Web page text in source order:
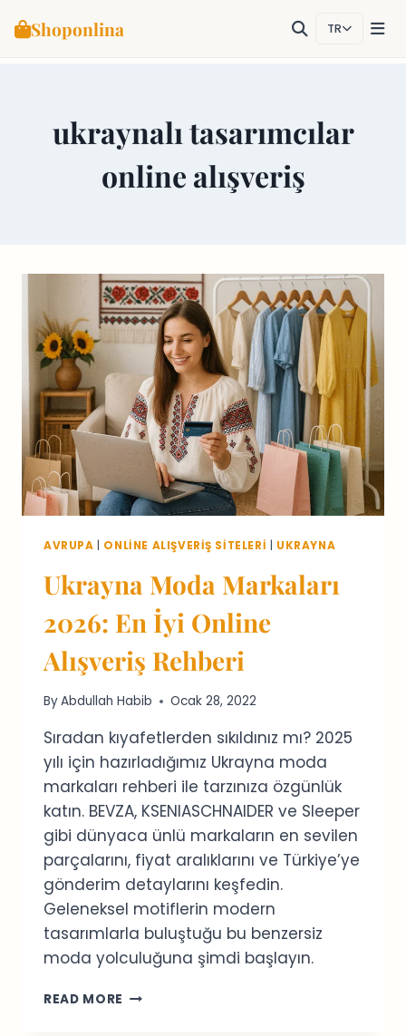
content
Shoponlina TR
ukraynalı tasarımcılar
online alışveriş
AVRUPA ONLINE ALIŞVERIŞ SITELERI UKRAYNA
Ukrayna Moda Markaları
2026: En İyi Online
Alışveriş Rehberi
ByAbdullah Habib Ocak 28, 2022
Sıradan kıyafetlerden sıkıldınız mı? 2025
yılı için hazırladığımız Ukrayna moda
markaları rehberi ile tarzınıza özgünlük
katın. BEVZA, KSENIASCHNAIDER ve Sleeper
gibi dünyaca ünlü markaların en sevilen
parçalarını, fiyat aralıklarını ve Türkiye’ye
gönderim detaylarını keşfedin.
Geleneksel motiflerin modern
tasarımlarla buluştuğu bu benzersiz
moda yolculuğuna şimdi başlayın.
READ MORE UKRAYNA